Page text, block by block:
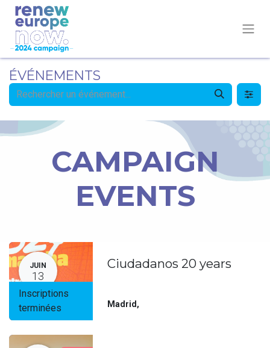
ÉVÉNEMENTS
CAMPAIGN
EVENTS
JUIN
13
Inscriptions
terminées
Ciudadanos 20 years
Madrid ,